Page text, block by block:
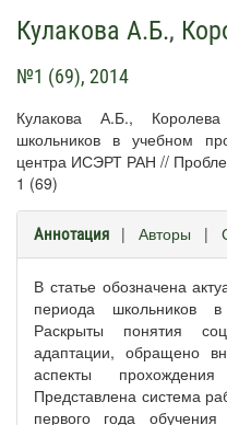
Кулакова А.Б.,
№1 (69), 2014
Кулакова А.Б.,
школьников в учебном
центра ИСЭРТ РАН //
1 (69)
Аннотация | Авторы |
В статье обозначена
периода школьников в
Раскрыты понятия
адаптации, обращено
аспекты
Представлена система
первого года